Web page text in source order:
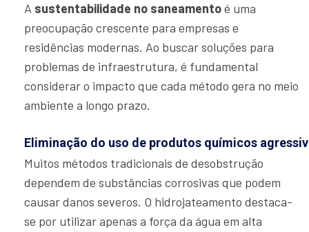
A sustentabilidade no saneamentoé uma
preocupação crescente para empresas e
residências modernas. Ao buscar soluções para
problemas de infraestrutura, é fundamental
considerar o impacto que cada método gera no meio
ambiente a longo prazo.
Eliminação do uso de produtos químicos
Muitos métodos tradicionais de desobstrução
dependem de substâncias corrosivas que podem
causar danos severos. O hidrojateamento destaca-
se por utilizar apenas a força da água em alta